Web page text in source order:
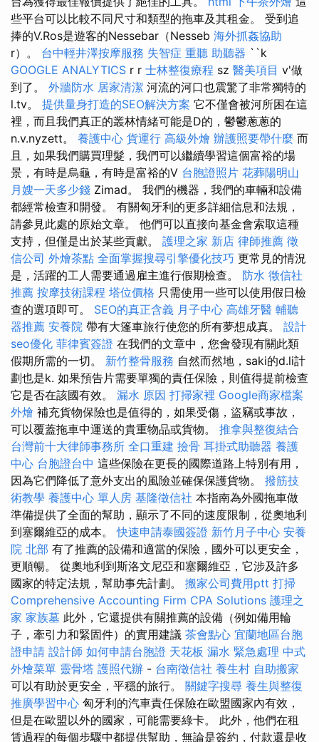
些平台可以比較不同尺寸和類型的拖車及其租金。 受到追
捧的V.Ros是遊客的Nessebar（Nesseb 海外抓姦協助
r）。 台中輕井澤按摩服務 失智症 重聽 助聽器 ``k
GOOGLE ANALYTICS r r 士林整復療程 sz 醫美項目 v'做
到了。 外牆防水 居家清潔 河流的河口也震驚了非常獨特的
l.tv。 提供量身打造的SEO解決方案 它不僅會被河所困在這
裡，而且我們真正的叢林情緒可能是D的，鬱鬱蔥蔥的
n.v.nyzett。 養護中心 貨運行 高級外燴 辦護照要帶什麼 而
且，如果我們購買理髮，我們可以繼續學習這個富裕的場
景，有時是烏龜，有時是富裕的V 台胞證照片 花葬陽明山
月嫂一天多少錢 Zimad。 我們的機器，我們的車輛和設備
都經常檢查和開發。 有關匈牙利的更多詳細信息和法規，
請參見此處的原始文章。 他們可以直接向基金會索取這種
支持，但僅是出於某些貢獻。 護理之家 新店 律師推薦 徵
信公司 外燴茶點 全面掌握搜尋引擎優化技巧 更常見的情況
是，活躍的工人需要通過雇主進行假期檢查。 防水 徵信社
推薦 按摩技術課程 塔位價格 只需使用一些可以使用假日檢
查的選項即可。 SEO的真正含義 月子中心 高雄牙醫 輔聽
器推薦 安養院 帶有大篷車旅行使您的所有夢想成真。 設計
seo優化 菲律賓簽證 在我們的文章中，您會發現有關此類
假期所需的一切。 新竹整骨服務 自然而然地，saki的d.li計
劃也是k. 如果預告片需要單獨的責任保險，則值得提前檢查
它是否在該國有效。 漏水 原因 打掃家裡 Google商家檔案
外燴 補充貨物保險也是值得的，如果受傷，盜竊或事故，
可以覆蓋拖車中運送的貴重物品或貨物。 推拿與整復結合
台灣前十大律師事務所 全口重建 撿骨 耳掛式助聽器 養護
中心 台胞證台中 這些保險在更長的國際道路上特別有用，
因為它們降低了意外支出的風險並確保保護貨物。 撥筋技
術教學 養護中心 單人房 基隆徵信社 本指南為外國拖車做
準備提供了全面的幫助，顯示了不同的速度限制，從奧地利
到塞爾維亞的成本。快速申請泰國簽證 新竹月子中心 安養
院 北部 有了推薦的設備和適當的保險，國外可以更安全，
更順暢。 從奧地利到斯洛文尼亞和塞爾維亞，它涉及許多
國家的特定法規，幫助事先計劃。 搬家公司費用ptt 打掃
Comprehensive Accounting Firm CPA Solutions 護理之
家 家族墓 此外，它還提供有關推薦的設備（例如備用輪
子，牽引力和緊固件）的實用建議 茶會點心 宜蘭地區台胞
證申請 設計師 如何申請台胞證 天花板 漏水 緊急處理 中式
外燴菜單 靈骨塔 護照代辦 - 台南徵信社 養生村 自助搬家
可以有助於更安全，平穩的旅行。 關鍵字搜尋 養生與整復
推廣學習中心 匈牙利的汽車責任保險在歐盟國家內有效，
但是在歐盟以外的國家，可能需要綠卡。 此外，他們在租
賃過程的每個步驟中都提供幫助，無論是簽約，付款還是收